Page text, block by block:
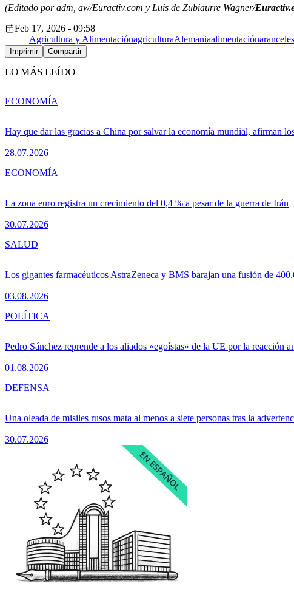
(Editado por adm, aw/Euractiv.com y Luis de Zubiaurre Wagner/
Feb 17, 2026 - 09:58
Agricultura y AlimentaciónagriculturaAlemaniaalimentaciónaranceles
Imprimir Compartir
LO MÁS LEÍDO
Hay que dar las gracias a China por salvar la economía mundial, afirman
28.07.2026
ECONOMÍA
La zona euro registra un crecimiento del 0,4 % a pesar de la guerra de Irán
30.07.2026
ECONOMÍA
Los gigantes farmacéuticos AstraZeneca y BMS barajan una fusión de
03.08.2026
SALUD
Pedro Sánchez reprende a los aliados «egoístas» de la UE por la reacción
01.08.2026
POLÍTICA
Una oleada de misiles rusos mata al menos a siete personas tras la
30.07.2026
DEFENSA